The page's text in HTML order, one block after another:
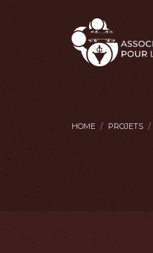
HOME PROJETS